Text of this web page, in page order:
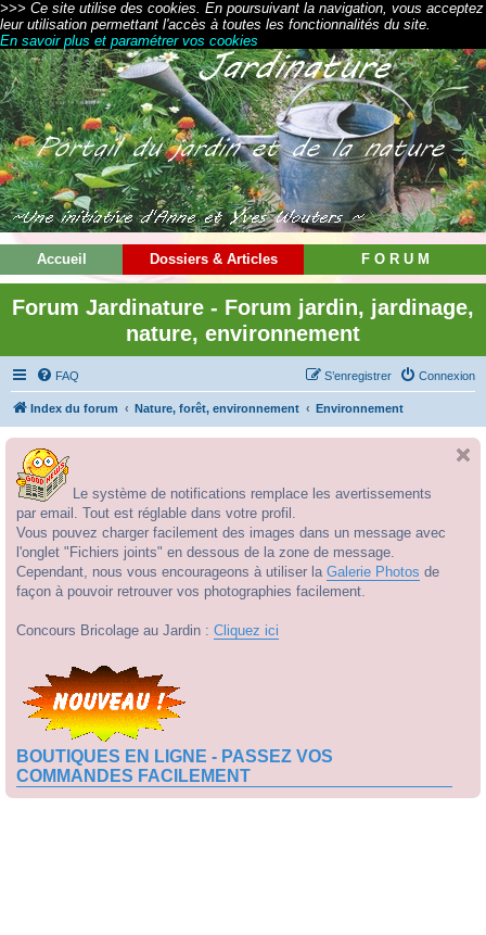
>>> Ce site utilise des cookies. En poursuivant la navigation, vous acceptez
leur utilisation permettant l'accès à toutes les fonctionnalités du site.
En savoir plus et paramétrer vos cookies
Accueil Dossiers & Articles F O R U M
Forum Jardinature - Forum jardin, jardinage,
nature, environnement
FAQ Connexion
S’enregistrer
Index du forum Nature, forêt, environnement Environnement
Le système de notifications remplace les avertissements
par email. Tout est réglable dans votre profil.
Vous pouvez charger facilement des images dans un message avec
l'onglet "Fichiers joints" en dessous de la zone de message.
Cependant, nous vous encourageons à utiliser la Galerie Photos de
façon à pouvoir retrouver vos photographies facilement.
Concours Bricolage au Jardin : Cliquez ici
BOUTIQUES EN LIGNE - PASSEZ VOS
COMMANDES FACILEMENT